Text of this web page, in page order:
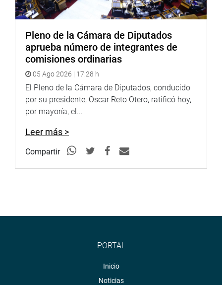
Pleno de la Cámara de Diputados
aprueba número de integrantes de
comisiones ordinarias
05 Ago 2026 | 17:28 h
El Pleno de la Cámara de Diputados, conducido
por su presidente, Oscar Reto Otero, ratificó hoy,
por mayoría, el...
Leer más >
Compartir
PORTAL
Inicio
Noticias